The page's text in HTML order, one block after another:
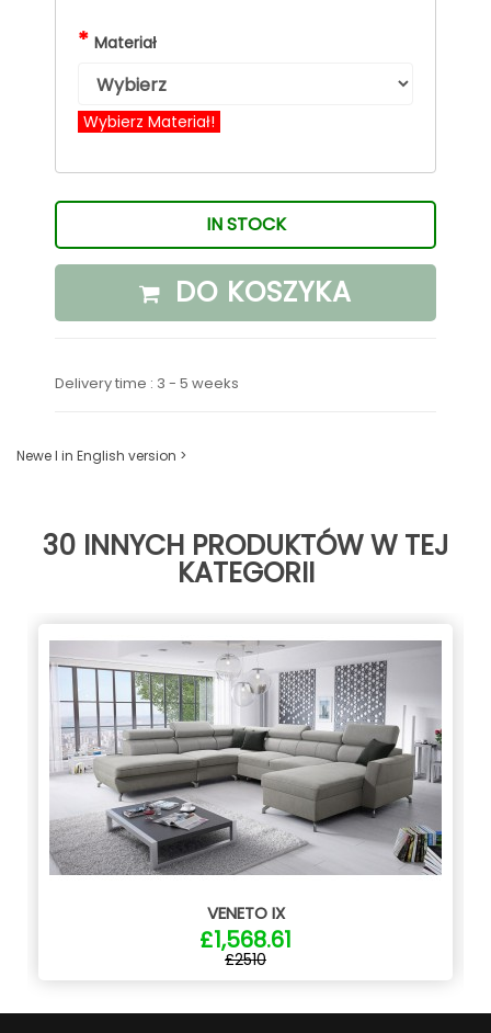
* Materiał
Wybierz Materiał!
IN STOCK
DO KOSZYKA
Delivery time : 3 - 5 weeks
Newe I in English version >
30 INNYCH PRODUKTÓW W TEJ
KATEGORII
VENETO IX
£1,568.61
£2510